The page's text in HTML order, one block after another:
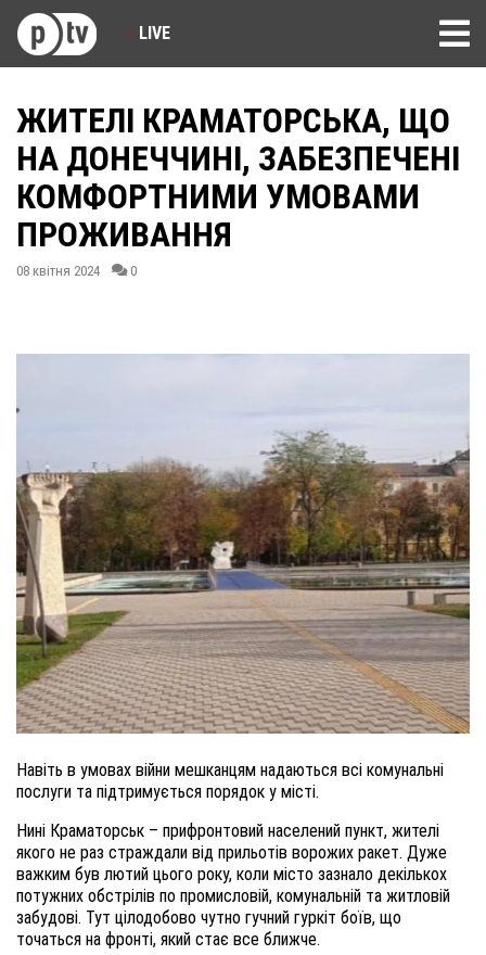
LIVE
ЖИТЕЛІ КРАМАТОРСЬКА, ЩО
НА ДОНЕЧЧИНІ, ЗАБЕЗПЕЧЕНІ
КОМФОРТНИМИ УМОВАМИ
ПРОЖИВАННЯ
08 квітня 2024 0
Навіть в умовах війни мешканцям надаються всі комунальні
послуги та підтримується порядок у місті.
Нині Краматорськ – прифронтовий населений пункт, жителі
якого не раз страждали від прильотів ворожих ракет. Дуже
важким був лютий цього року, коли місто зазнало декількох
потужних обстрілів по промисловій, комунальній та житловій
забудові. Тут цілодобово чутно гучний гуркіт боїв, що
точаться на фронті, який стає все ближче.